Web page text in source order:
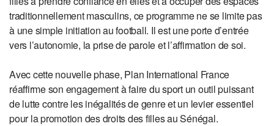
traditionnellement masculins, ce programme ne se limite pas
à une simple initiation au football. Il est une porte d’entrée
vers l’autonomie, la prise de parole et l’affirmation de soi.
Avec cette nouvelle phase, Plan International France
réaffirme son engagement à faire du sport un outil puissant
de lutte contre les inégalités de genre et un levier essentiel
pour la promotion des droits des filles au Sénégal.